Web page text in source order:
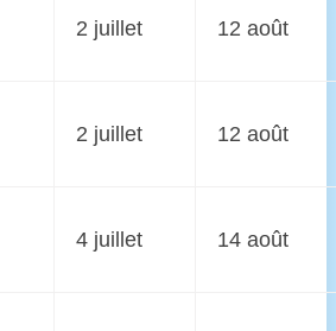
2 juillet 12 août
2 juillet 12 août
4 juillet 14 août